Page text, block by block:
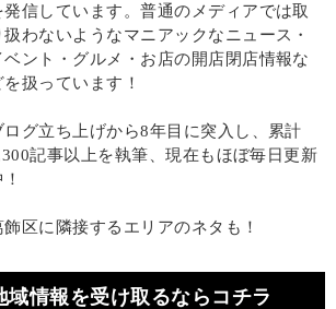
発信しています。普通のメディアでは取
扱わないようなマニアックなニュース・
ベント・グルメ・お店の開店閉店情報な
を扱っています！
ログ立ち上げから8年目に突入し、累計
記事以上を執筆、現在もほぼ毎日更新
飾区に隣接するエリアのネタも！
域情報を受け取るならコチラ